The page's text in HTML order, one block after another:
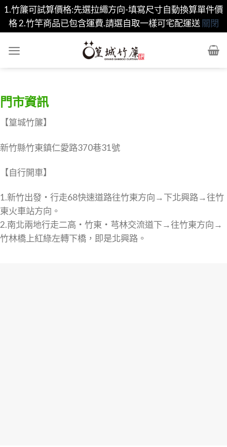
1.竹簾可試算價格:先選拉繩方向-填寫尺寸自動換算單件價
格 2.竹竿商品已包含運費.請選自取一樣可宅配運送 關閉
content
門市資訊
【篁城竹簾】
新竹縣竹東鎮仁愛路370巷31號
【自行開車】
1.新竹出發‧行走68快速道路往竹東方向→下北興路→往竹
東火車站方向。
2.南北兩地行走二高‧竹東‧芎林交流道下→往竹東方向→
竹林橋上紅綠左轉下橋，即是北興路。